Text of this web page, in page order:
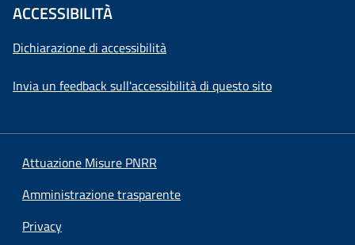
ACCESSIBILITÀ
Dichiarazione di accessibilità
Invia un feedback sull'accessibilità di questo sito
Attuazione Misure PNRR
Amministrazione trasparente
Privacy